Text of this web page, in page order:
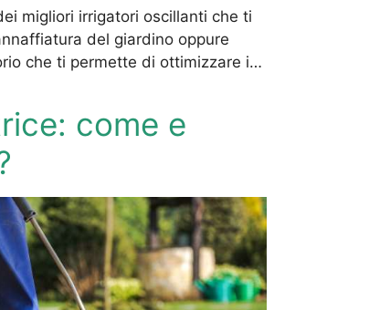
migliori irrigatori oscillanti che ti
del giardino oppure
che ti permette di ottimizzare i…
come e